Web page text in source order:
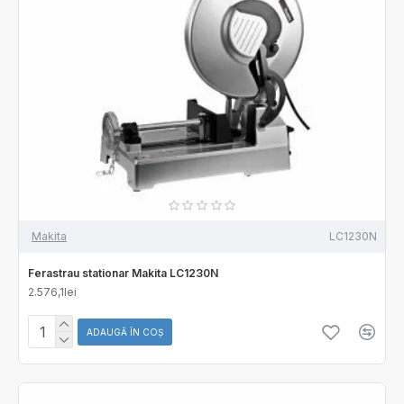
Makita LC1230N
Ferastrau stationar Makita LC1230N
2.576,1lei
ADAUGĂ ÎN COŞ